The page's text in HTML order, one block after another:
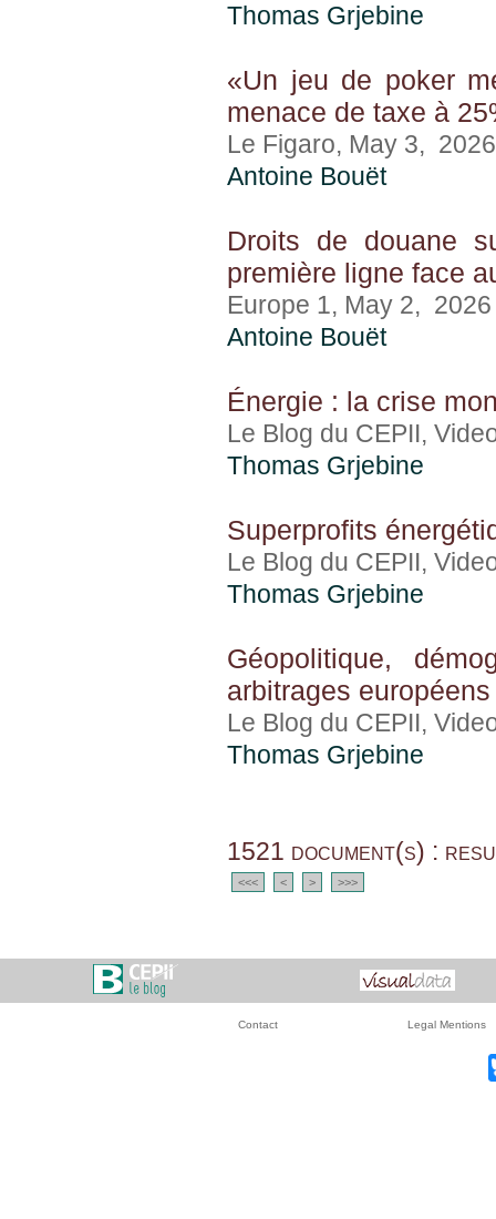
Thomas Grjebine
«Un jeu de poker
menace de taxe à
Le Figaro, May 3, 2026
Antoine Bouët
Droits de douane
première ligne face
Europe 1, May 2, 2026
Antoine Bouët
Énergie : la crise
Le Blog du CEPII,
Thomas Grjebine
Superprofits
Le Blog du CEPII,
Thomas Grjebine
Géopolitique,
arbitrages européens
Le Blog du CEPII,
Thomas Grjebine
1521 document(s) :
<<< < > >>>
Contact Legal Mentions